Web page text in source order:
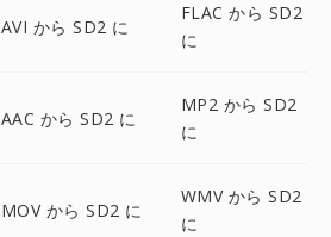
AVI から SD2 に
FLAC から SD2
に
AAC から SD2 に
MP2 から SD2
に
MOV から SD2 に
WMV から SD2
に